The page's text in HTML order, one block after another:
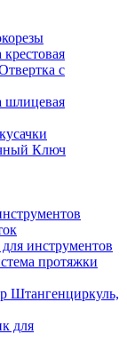
с
шлицевая
Ключ
инструментов
протяжки
Штангенциркуль,
для